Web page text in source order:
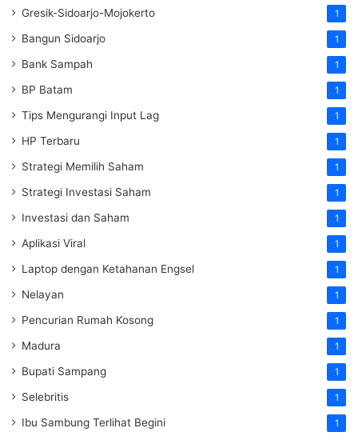
Gresik-Sidoarjo-Mojokerto 1
Bangun Sidoarjo 1
Bank Sampah 1
BP Batam 1
Tips Mengurangi Input Lag 1
HP Terbaru 1
Strategi Memilih Saham 1
Strategi Investasi Saham 1
Investasi dan Saham 1
Aplikasi Viral 1
Laptop dengan Ketahanan Engsel 1
Nelayan 1
Pencurian Rumah Kosong 1
Madura 1
Bupati Sampang 1
Selebritis 1
Ibu Sambung Terlihat Begini 1